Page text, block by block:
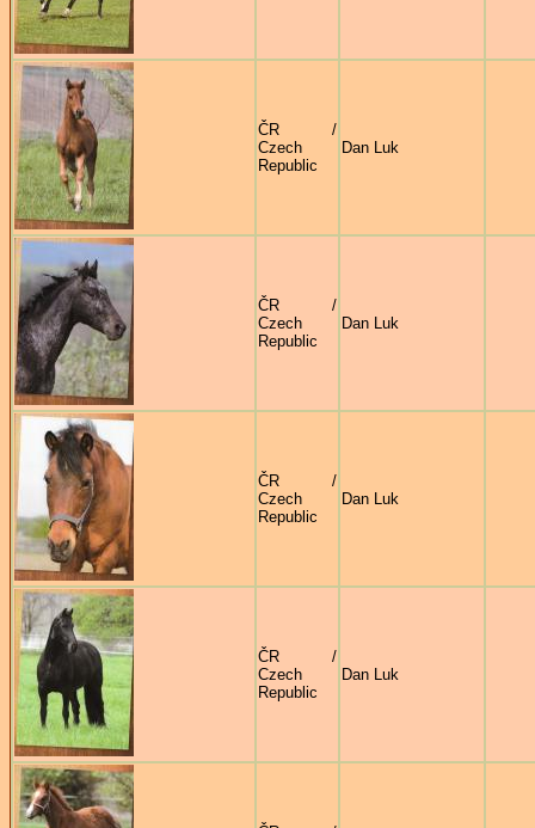
ČR /
Czech
Republic
Dan Luk
ČR /
Czech
Republic
Dan Luk
ČR /
Czech
Republic
Dan Luk
ČR /
Czech
Republic
Dan Luk